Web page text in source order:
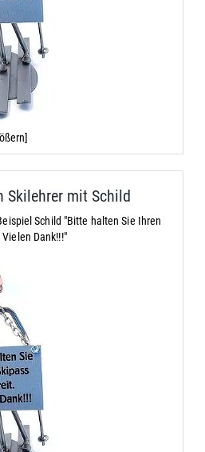
Skilehrer mit Schild
Schild "Bitte halten Sie Ihren
Dank!!!"